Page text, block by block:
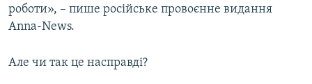
роботи», – пише російське провоєнне видання
Anna-News.
Але чи так це насправді?